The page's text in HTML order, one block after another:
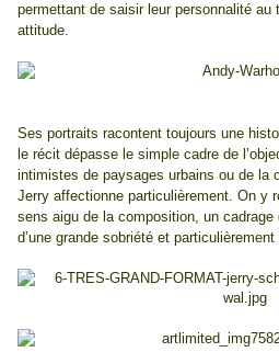
permettant de saisir leur personnalité au
attitude.
Ses portraits racontent toujours une
le récit dépasse le simple cadre de
intimistes de paysages urbains ou de la
Jerry affectionne particulièrement. On y
sens aigu de la composition, un cadrage
d’une grande sobriété et